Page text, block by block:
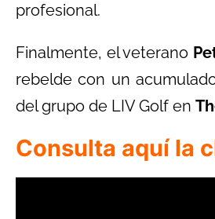
profesional.
Finalmente, el veterano
rebelde con un
del grupo de LIV Golf en
Consulta aquí la